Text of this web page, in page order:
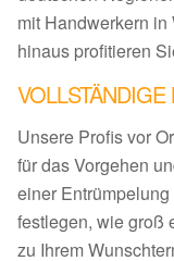
mit Handwerkern
hinaus profitieren
Unsere Profis vor
für das Vorgehen
einer
festlegen, wie groß
zu Ihrem